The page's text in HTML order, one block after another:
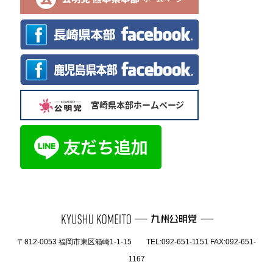
〒812-0053 福岡市東区箱崎1-1-15 TEL:092-651-1151 FAX:092-651-
1167